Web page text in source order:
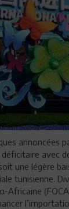
annoncées
avec
une légère
tunisienne.
Africaine